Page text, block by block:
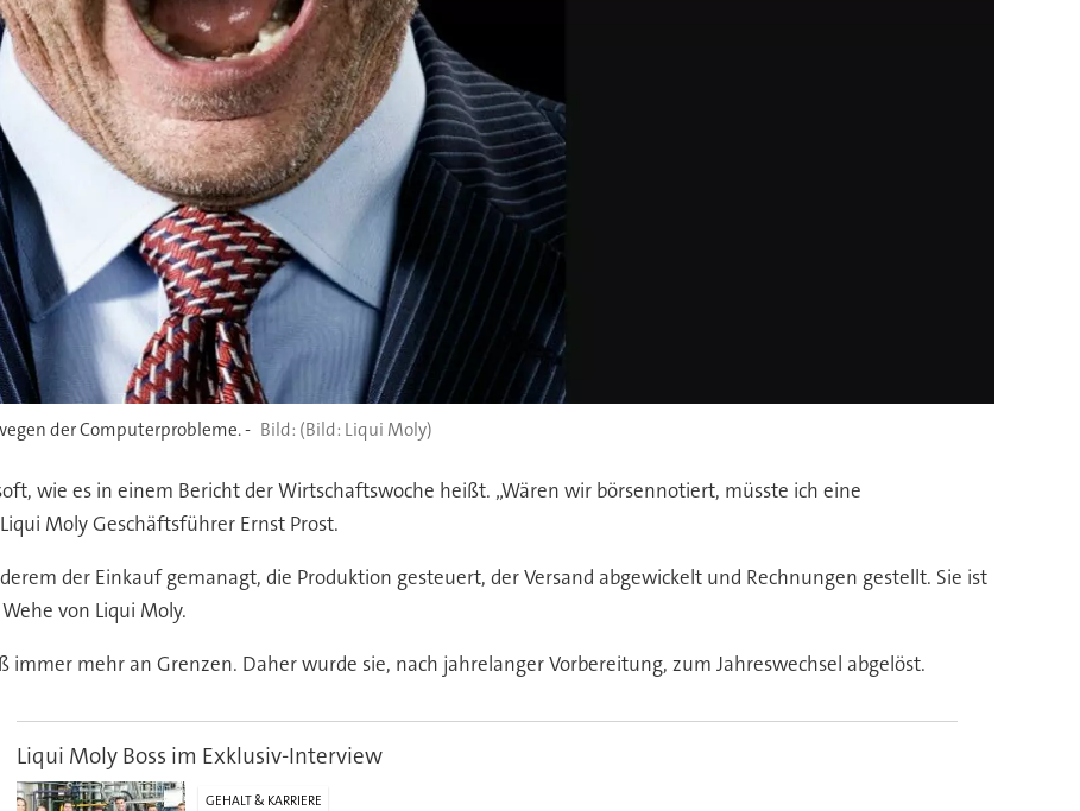
der Computerprobleme. - (Bild: Liqui Moly)
wie es in einem Bericht der Wirtschaftswoche heißt. „Wären wir börsennotiert, müsste ich eine
Moly Geschäftsführer Ernst Prost.
der Einkauf gemanagt, die Produktion gesteuert, der Versand abgewickelt und Rechnungen gestellt. Sie ist
von Liqui Moly.
mehr an Grenzen. Daher wurde sie, nach jahrelanger Vorbereitung, zum Jahreswechsel abgelöst.
Liqui Moly Boss im Exklusiv-Interview
GEHALT & KARRIERE